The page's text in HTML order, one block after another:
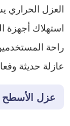
العزل الحراري
استهلاك أجهزة
راحة
عازلة حديثة
عزل الأسطح